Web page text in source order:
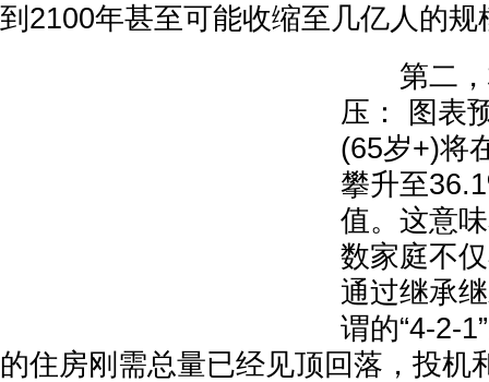
到2100年甚至可能收缩至几亿人的规
第二，
压： 图表
(65岁+)将
攀升至
值。这意
数家庭不
通过继承
谓的“4-2-
的住房刚需总量已经见顶回落，投机